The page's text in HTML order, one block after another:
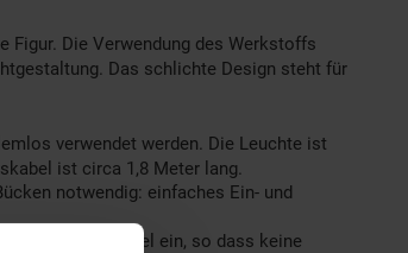
Figur. Die Verwendung des Werkstoffs
Das schlichte Design steht für
verwendet werden. Die Leuchte ist
ist circa 1,8 Meter lang.
notwendig: einfaches Ein- und
ganz flexibel ein, so dass keine